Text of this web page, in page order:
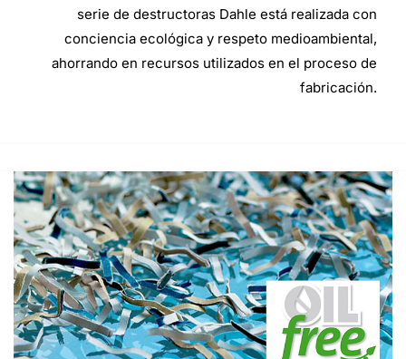
serie de destructoras Dahle está realizada con
conciencia ecológica y respeto medioambiental,
ahorrando en recursos utilizados en el proceso de
fabricación.